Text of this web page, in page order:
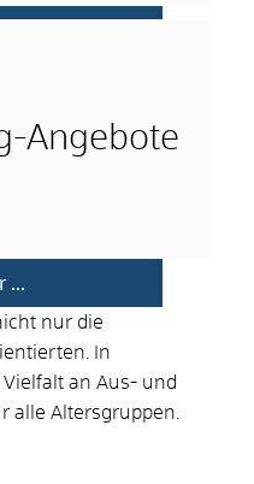
Angebote
…
nur die
In
an Aus- und
alle Altersgruppen.